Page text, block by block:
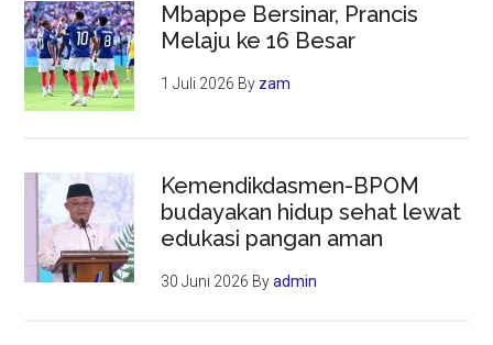
Mbappe Bersinar, Prancis
Melaju ke 16 Besar
1 Juli 2026 By zam
Kemendikdasmen-BPOM
budayakan hidup sehat lewat
edukasi pangan aman
30 Juni 2026 Byadmin